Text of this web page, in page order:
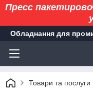
Пресс
Обладнання для
Товари та послуги